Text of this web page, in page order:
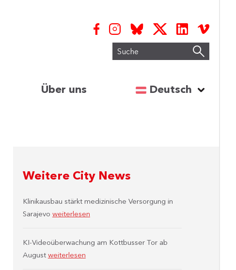
Suche
Über uns Sprache
Deutsch
Weitere City News
Klinikausbau stärkt medizinische Versorgung in
Sarajevo weiterlesen
KI-Videoüberwachung am Kottbusser Tor ab
August weiterlesen